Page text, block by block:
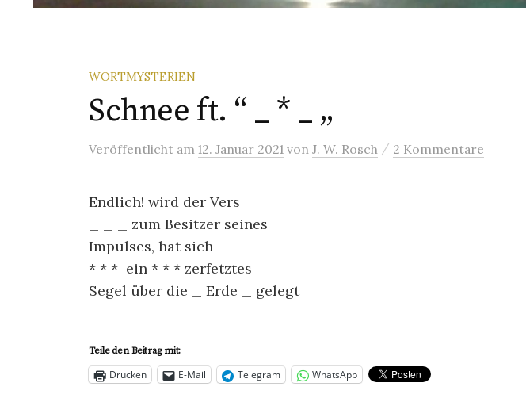
WORTMYSTERIEN
Schnee ft. “ _ * _ „
Veröffentlicht am 12. Januar 2021 von J. W. Rosch / 2 Kommentare
Endlich! wird der Vers
_ _ _ zum Besitzer seines
Impulses, hat sich
* * * ein * * * zerfetztes
Segel über die _ Erde _ gelegt
Teile den Beitrag mit:
Drucken E-Mail Telegram WhatsApp